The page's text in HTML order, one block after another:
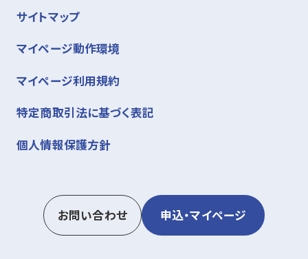
サイトマップ
マイページ動作環境
マイページ利用規約
特定商取引法に基づく表記
個人情報保護方針
お問い合わせ 申込・マイページ